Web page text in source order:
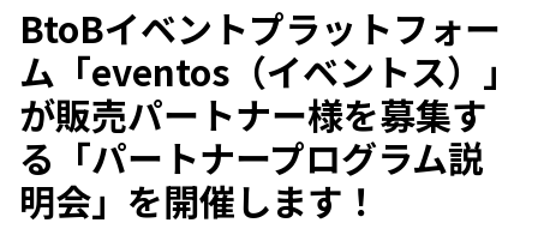
BtoBイベントプラットフォー
ム「eventos（イベントス）」
が販売パートナー様を募集す
る「パートナープログラム説
明会」を開催します！